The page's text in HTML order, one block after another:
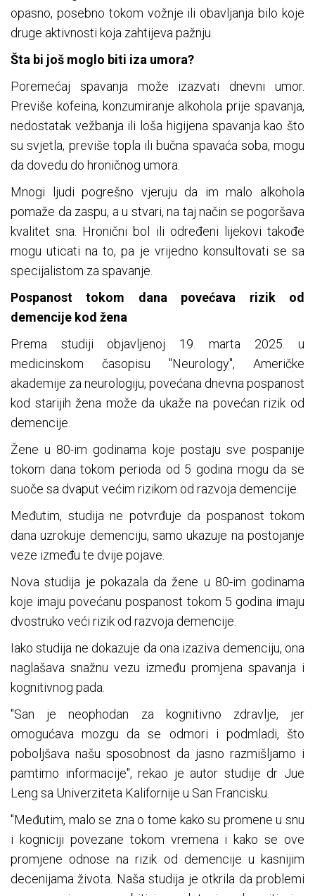
opasno, posebno tokom vožnje ili obavljanja bilo koje
druge aktivnosti koja zahtijeva pažnju.
Šta bi još moglo biti iza umora?
Poremećaj spavanja može izazvati dnevni umor.
Previše kofeina, konzumiranje alkohola prije spavanja,
nedostatak vežbanja ili loša higijena spavanja kao što
su svjetla, previše topla ili bučna spavaća soba, mogu
da dovedu do hroničnog umora.
Mnogi ljudi pogrešno vjeruju da im malo alkohola
pomaže da zaspu, a u stvari, na taj način se pogoršava
kvalitet sna. Hronični bol ili određeni lijekovi takođe
mogu uticati na to, pa je vrijedno konsultovati se sa
specijalistom za spavanje.
Pospanost tokom dana povećava rizik od
demencije kod žena
Prema studiji objavljenoj 19. marta 2025. u
medicinskom časopisu "Neurology", Američke
akademije za neurologiju, povećana dnevna pospanost
kod starijih žena može da ukaže na povećan rizik od
demencije.
Žene u 80-im godinama koje postaju sve pospanije
tokom dana tokom perioda od 5 godina mogu da se
suoče sa dvaput većim rizikom od razvoja demencije.
Međutim, studija ne potvrđuje da pospanost tokom
dana uzrokuje demenciju, samo ukazuje na postojanje
veze između te dvije pojave.
Nova studija je pokazala da žene u 80-im godinama
koje imaju povećanu pospanost tokom 5 godina imaju
dvostruko veći rizik od razvoja demencije.
Iako studija ne dokazuje da ona izaziva demenciju, ona
naglašava snažnu vezu između promjena spavanja i
kognitivnog pada.
"San je neophodan za kognitivno zdravlje, jer
omogućava mozgu da se odmori i podmladi, što
poboljšava našu sposobnost da jasno razmišljamo i
pamtimo informacije", rekao je autor studije dr Jue
Leng sa Univerziteta Kalifornije u San Francisku.
"Međutim, malo se zna o tome kako su promene u snu
i kogniciji povezane tokom vremena i kako se ove
promjene odnose na rizik od demencije u kasnijim
decenijama života. Naša studija je otkrila da problemi